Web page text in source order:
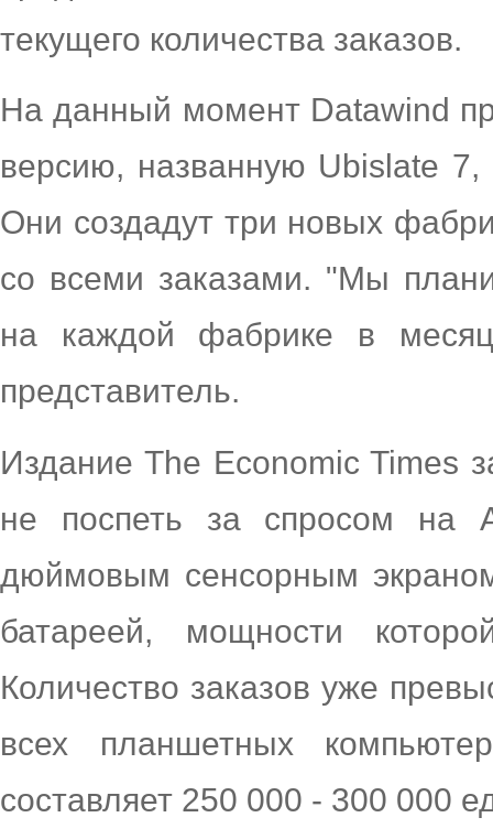
текущего количества заказов.
На данный момент Datawind
версию, названную Ubislate
Они создадут три новых
со всеми заказами. "Мы
на каждой фабрике в
представитель.
Издание The Economic Times
не поспеть за спросом на
дюймовым сенсорным
батареей, мощности
Количество заказов уже
всех планшетных
составляет 250 000 - 300 000